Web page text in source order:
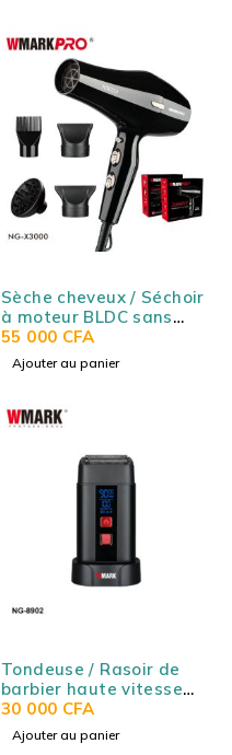
Sèche cheveux / Séchoir
à moteur BLDC sans
balais WMARK NG-
X3000
55 000 CFA
Ajouter au panier
Tondeuse / Rasoir de
barbier haute vitesse
WMARK NG-8902
30 000 CFA
Ajouter au panier